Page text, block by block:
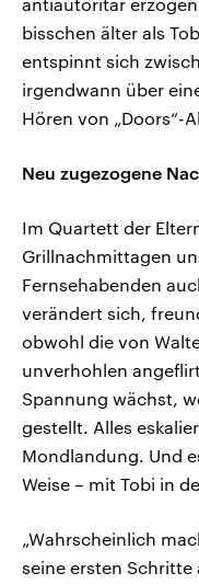
antiautoritär
bisschen älter als
entspinnt sich
irgendwann über
Hören von „Doors“-
Neu zugezogene
Im Quartett der
Grillnachmittagen
Fernsehabenden
verändert sich,
obwohl die von
unverhohlen
Spannung wächst,
gestellt. Alles
Mondlandung. Und
Weise – mit Tobi in
„Wahrscheinlich
seine ersten